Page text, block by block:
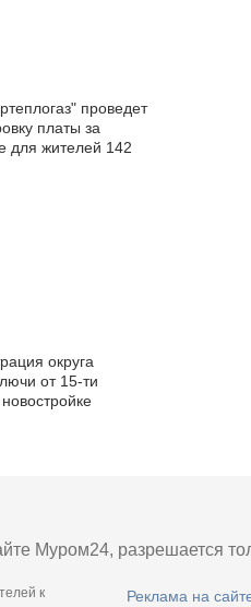
проведет
платы за
для жителей 142
округа
от 15-ти
Муром24, разрешается
к
Реклама на